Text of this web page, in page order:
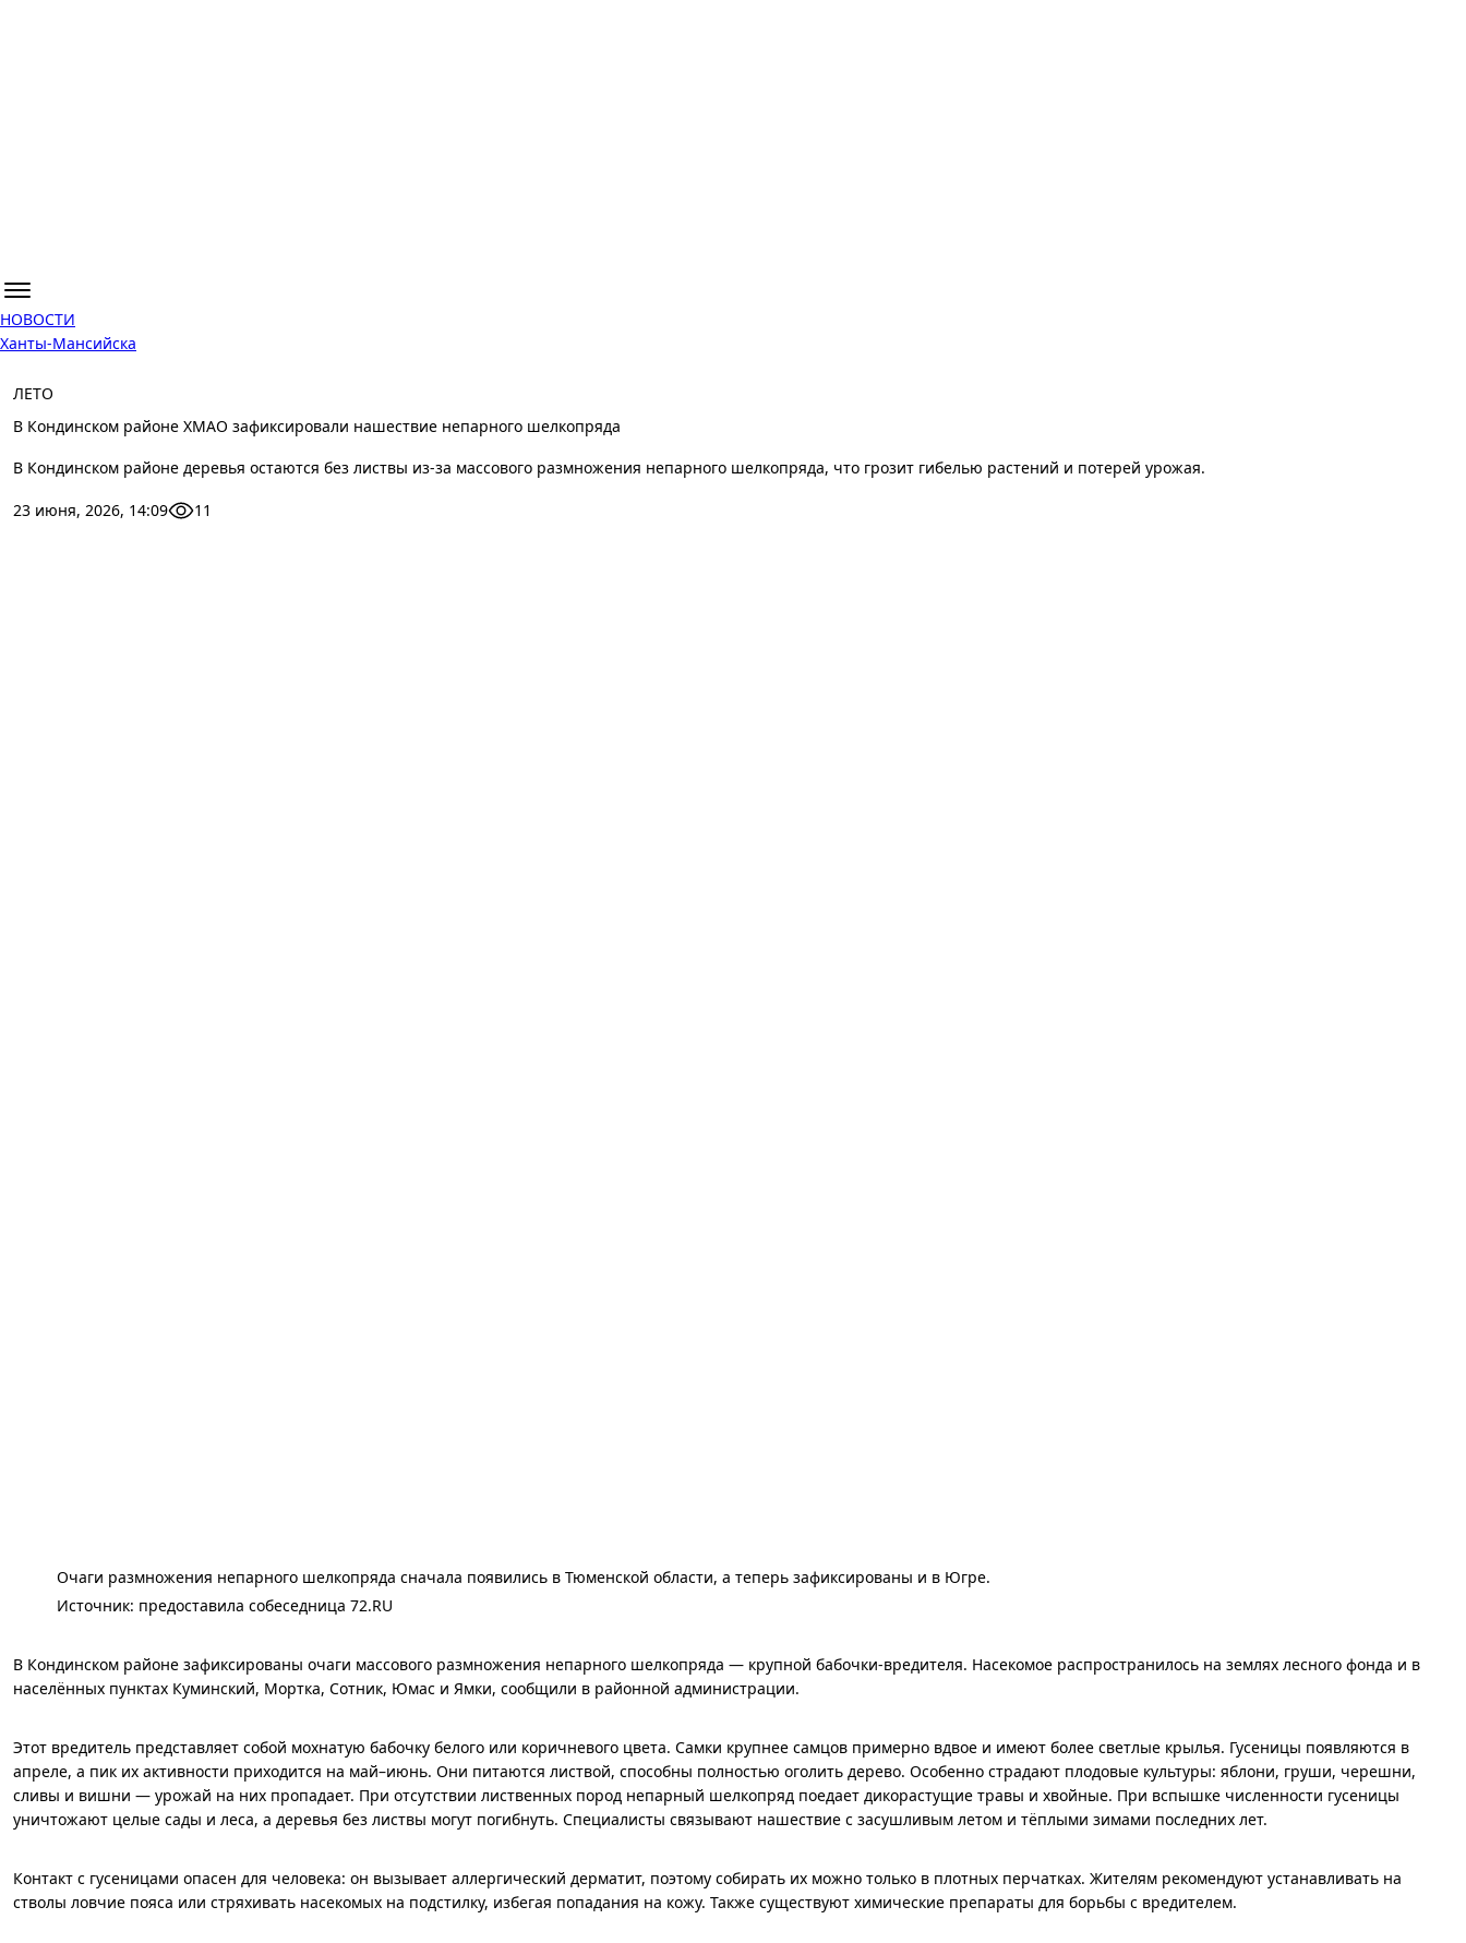
НОВОСТИ
Ханты-Мансийска
ЛЕТО
В Кондинском районе ХМАО зафиксировали нашествие непарного шелкопряда
В Кондинском районе деревья остаются без листвы из-за массового размножения непарного шелкопряда, что грозит гибелью растений и потерей урожая.
23 июня, 2026, 14:09 11
Очаги размножения непарного шелкопряда сначала появились в Тюменской области, а теперь зафиксированы и в Югре.
Источник: предоставила собеседница 72.RU
В Кондинском районе зафиксированы очаги массового размножения непарного шелкопряда — крупной бабочки-вредителя. Насекомое распространилось на землях лесного фонда и в
населённых пунктах Куминский, Мортка, Сотник, Юмас и Ямки, сообщили в районной администрации.
Этот вредитель представляет собой мохнатую бабочку белого или коричневого цвета. Самки крупнее самцов примерно вдвое и имеют более светлые крылья. Гусеницы появляются в
апреле, а пик их активности приходится на май–июнь. Они питаются листвой, способны полностью оголить дерево. Особенно страдают плодовые культуры: яблони, груши, черешни,
сливы и вишни — урожай на них пропадает. При отсутствии лиственных пород непарный шелкопряд поедает дикорастущие травы и хвойные. При вспышке численности гусеницы
уничтожают целые сады и леса, а деревья без листвы могут погибнуть. Специалисты связывают нашествие с засушливым летом и тёплыми зимами последних лет.
Контакт с гусеницами опасен для человека: он вызывает аллергический дерматит, поэтому собирать их можно только в плотных перчатках. Жителям рекомендуют устанавливать на
стволы ловчие пояса или стряхивать насекомых на подстилку, избегая попадания на кожу. Также существуют химические препараты для борьбы с вредителем.